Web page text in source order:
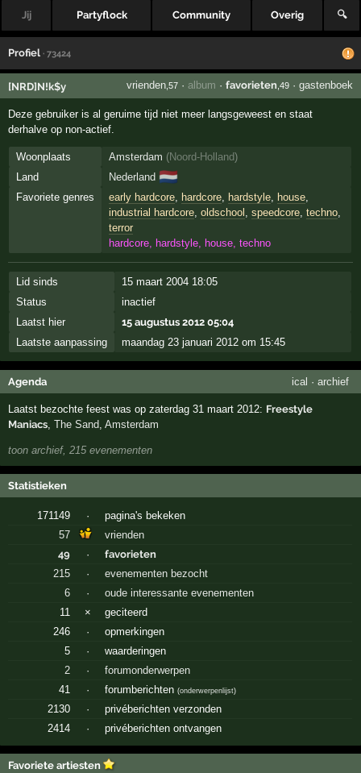
Jij Partyflock Community Overig 🔍
Profiel · 73424
[NRD]N!k$y vrienden,57· album · favorieten ,49· gastenboek
Deze gebruiker is al geruime tijd niet meer langsgeweest en staat
derhalve op non-actief.
Woonplaats Amsterdam (Noord-Holland)
Land
Nederland 🇳🇱
Favoriete genres early hardcore, hardcore, hardstyle, house,
industrial hardcore, oldschool speedcore, techno,
terror
hardcore, hardstyle, house, techno
Lid sinds
15 maart 2004 18:05
Status
inactief
Laatst hier
15 augustus 2012 05:04
Laatste aanpassing
maandag 23 januari 2012 om 15:45
Agenda ical · archief
Laatst bezochte feest was op zaterdag 31 maart 2012: Freestyle
Maniacs,The Sand,Amsterdam
toon archief, 215 evenementen
Statistieken
171149 ·
pagina's bekeken
57
vrienden
49
·
favorieten
215
·
evenementen bezocht
6
·
oude interessante evenementen
11
×
geciteerd
246
·
opmerkingen
5
·
waarderingen
2
·
forumonderwerpen
41
· forumberichten(onderwerpenlijst)
2130 ·
privéberichten verzonden
2414
· privéberichten ontvangen
Favoriete artiesten